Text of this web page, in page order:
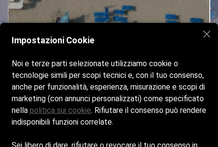
Impostazioni Cookie
Noi e terze parti selezionate utilizziamo cookie o
tecnologie simili per scopi tecnici e, con il tuo consenso,
anche per funzionalità, esperienza, misurazione e scopi di
marketing (con annunci personalizzati) come specificato
nella politica sui cookie. Rifiutare il consenso può rendere
indisponibili funzioni correlate.